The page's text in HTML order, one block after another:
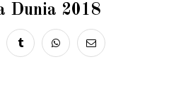
Dunia 2018
facebook
on twitter
Share on tumblr
Share via whatsapp
Share via email